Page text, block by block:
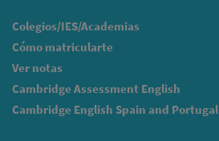
Colegios/IES/Academias
Cómo matricularte
Ver notas
Cambridge Assessment English
Cambridge English Spain and Portugal